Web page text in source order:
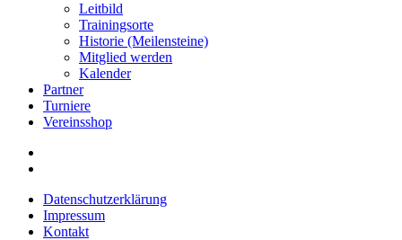
Leitbild
Trainingsorte
Historie (Meilensteine)
Mitglied werden
Kalender
Partner
Turniere
Vereinsshop
Datenschutzerklärung
Impressum
Kontakt